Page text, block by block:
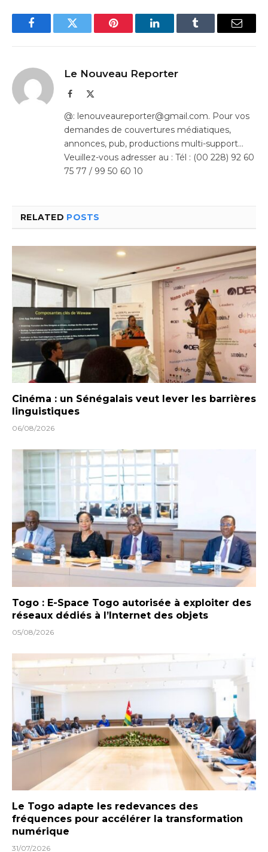
FacebookTwitter Pinterest LinkedInTumblr Email
Le Nouveau Reporter
Facebook
@: lenouveaureporter@gmail.com. Pour vos
demandes de couvertures médiatiques,
annonces, pub, productions multi-support…
Veuillez-vous adresser au : Tél : (00 228) 92 60
75 77 / 99 50 60 10
RELATED POSTS
Cinéma : un Sénégalais veut lever les barrières
linguistiques
06/08/2026
Togo : E-Space Togo autorisée à exploiter des
réseaux dédiés à l’Internet des objets
05/08/2026
Le Togo adapte les redevances des
fréquences pour accélérer la transformation
numérique
31/07/2026